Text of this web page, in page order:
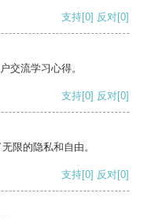
支持[0] 反对[0]
交流学习心得。
支持[0] 反对[0]
限的隐私和自由。
支持[0] 反对[0]